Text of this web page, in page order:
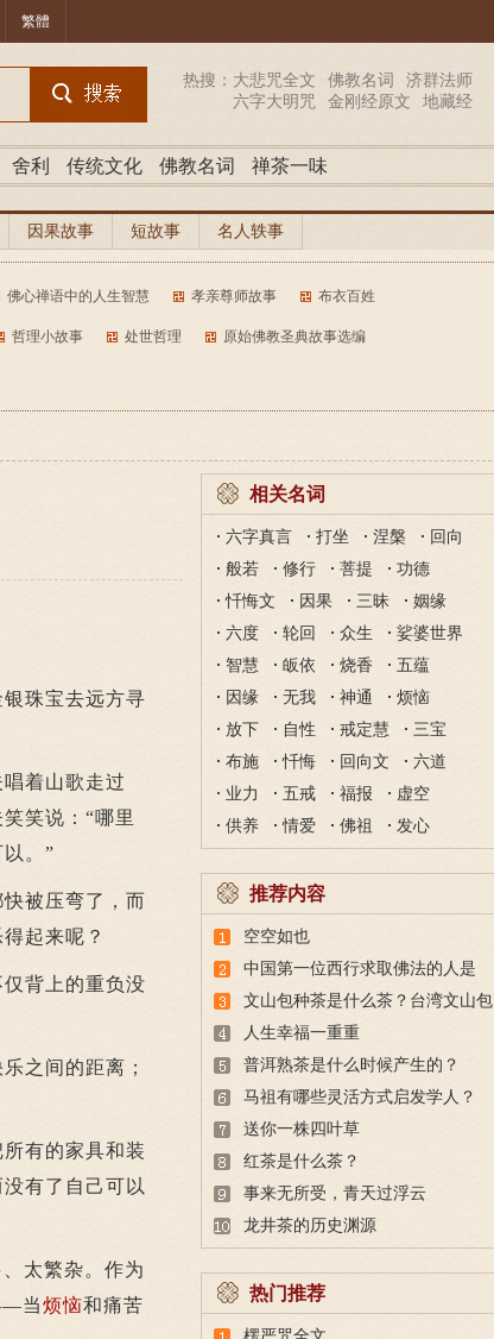
繁體
热搜： 大悲咒全文 佛教名词
济群法师
六字大明咒
金刚经原文 地藏经
舍利 传统文化 佛教名词 禅茶一味
因果故事 短故事 名人轶事
佛心禅语中的人生智慧 孝亲尊师故事 布衣百姓
哲理小故事 处世哲理 原始佛教圣典故事选编
银珠宝去远方寻
着山歌走过
笑说：“哪里
以。”
被压弯了，而
起来呢？
背上的重负没
之间的距离；
有的家具和装
有了自己可以
太繁杂。作为
当烦恼和痛苦
相关名词
六字真言 打坐 涅槃
回向
般若
修行 菩提
功德
忏悔文
因果 三昧
姻缘
六度
轮回 众生
娑婆世界
智慧
皈依 烧香
五蕴
因缘
无我 神通
烦恼
放下
自性 戒定慧
三宝
布施
忏悔 回向文
六道
业力
五戒 福报
虚空
供养
情爱 佛祖 发心
推荐内容
空空如也
中国第一位西行求取佛法的人是
谁，取得哪些经典回来？
文山包种茶是什么茶？台湾文山包
种茶介绍
人生幸福一重重
普洱熟茶是什么时候产生的？
马祖有哪些灵活方式启发学人？
送你一株四叶草
红茶是什么茶？
事来无所受，青天过浮云
龙井茶的历史渊源
热门推荐